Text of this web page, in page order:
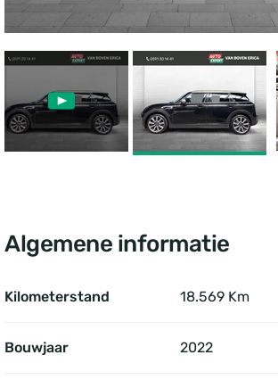
Algemene informatie
Kilometerstand 18.569 Km
Bouwjaar 2022